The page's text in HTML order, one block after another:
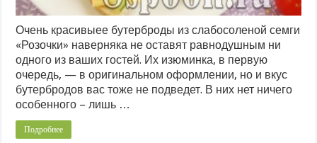
Очень красивыее бутерброды из слабосоленой семги
«Розочки» наверняка не оставят равнодушным ни
одного из ваших гостей. Их изюминка, в первую
очередь, — в оригинальном оформлении, но и вкус
бутербродов вас тоже не подведет. В них нет ничего
особенного – лишь …
Подробнее